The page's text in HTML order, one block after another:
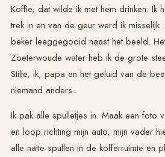
Koffie, dat wilde ik met hem drinken. Ik
trek in en van de geur werd ik
beker leeggegooid naast het beeld.
Zoeterwoude water heb ik de grote
Stilte, ik, papa en het geluid van de
niemand anders.
Ik pak alle spulletjes in. Maak een foto
en loop richting mijn auto, mijn vader
alle natte spullen in de kofferruimte en